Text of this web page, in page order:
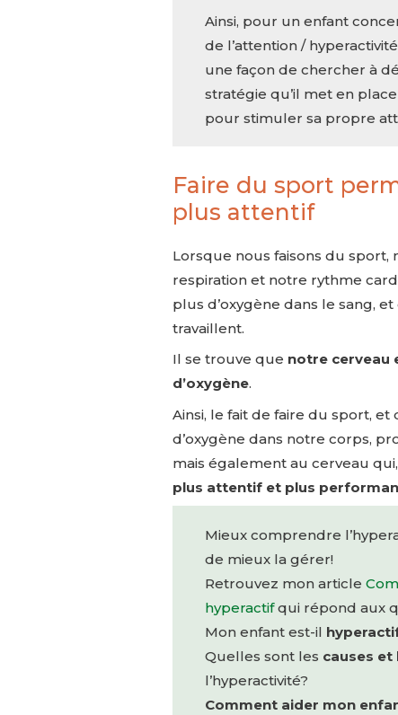
Ainsi, pour un enfant
de l’attention /
une façon de chercher à
stratégie qu’il met en
pour stimuler sa propre
Faire du sport
plus attentif
Lorsque nous faisons du
respiration et notre rythme
plus d’oxygène dans le sang,
travaillent.
Il se trouve que notre cerveau
d’oxygène.
Ainsi, le fait de faire du sport,
d’oxygène dans notre corps,
mais également au cerveau
plus attentif et plus
Mieux comprendre
de mieux la gérer!
Retrouvez mon article
hyperactifqui répond aux
Mon enfant est-il
Quelles sont les causes et
l’hyperactivité?
Comment aider mon